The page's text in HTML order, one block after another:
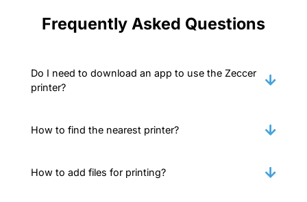
Frequently Asked Questions
Do I need to download an app to use the Zeccer
printer?
How to find the nearest printer?
How to add files for printing?